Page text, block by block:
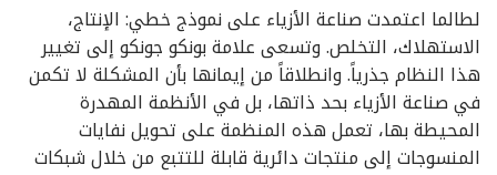
لطالما اعتمدت صناعة الأزياء على نموذج خطي: ​​الإنتاج،
الاستهلاك، التخلص. وتسعى علامة بونكو جونكو إلى تغيير
هذا النظام جذرياً. وانطلاقاً من إيمانها بأن المشكلة لا تكمن
في صناعة الأزياء بحد ذاتها، بل في الأنظمة المهدرة
المحيطة بها، تعمل هذه المنظمة على تحويل نفايات
المنسوجات إلى منتجات دائرية قابلة للتتبع من خلال شبكات